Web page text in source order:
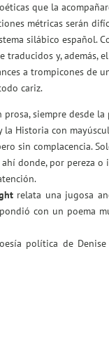
que la
métricas serán
silábico español.
y, además,
a trompicones de
cariz.
siempre desde
Historia con
sin complacencia.
donde, por pereza o
relata una jugosa
con un poema
política de